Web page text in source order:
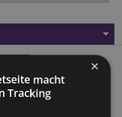
Lufterfrisher
Elastik, saugfähiges
×
macht
Tracking